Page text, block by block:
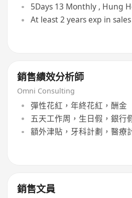
5Days 13 Monthly , Hung
At least 2 years exp in
銷售績效分析師
Omni Consulting
彈性花紅，年終花紅，酬金
五天工作周，生日假，銀行
額外津貼，牙科計劃，醫療
銷售文員